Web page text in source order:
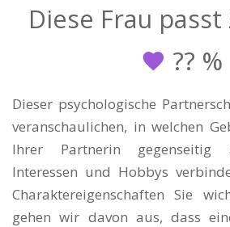
Diese Frau
?? %
Dieser psychologische
veranschaulichen, in welchen
Ihrer Partnerin gegenseitig
Interessen und Hobbys
Charaktereigenschaften Sie
gehen wir davon aus, dass